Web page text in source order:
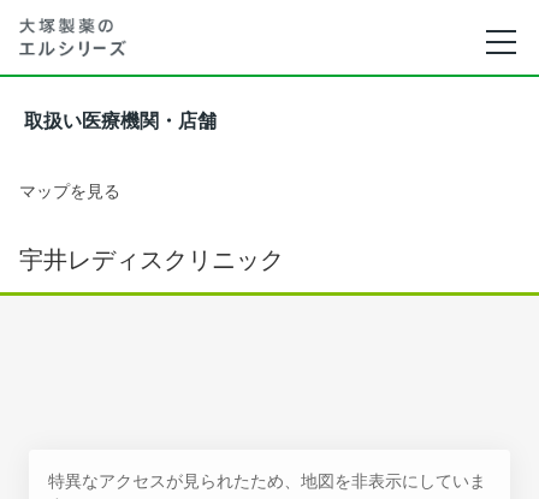
取扱い医療機関・店舗
マップを見る
宇井レディスクリニック
特異なアクセスが見られたため、地図を非表示にしていま